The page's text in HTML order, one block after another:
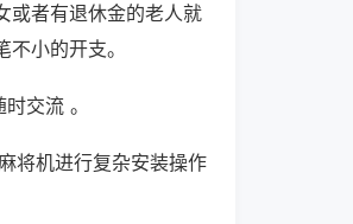
或者有退休金的老人就
小的开支。
交流 。
将机进行复杂安装操作